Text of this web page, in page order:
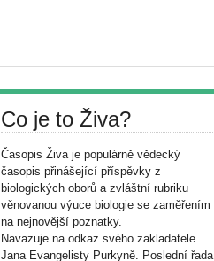
Co je to Živa?
Časopis Živa je populárně vědecký
časopis přinášející příspěvky z
biologických oborů a zvláštní rubriku
věnovanou výuce biologie se zaměřením
na nejnovější poznatky.
Navazuje na odkaz svého zakladatele
Jana Evangelisty Purkyně. Poslední řada